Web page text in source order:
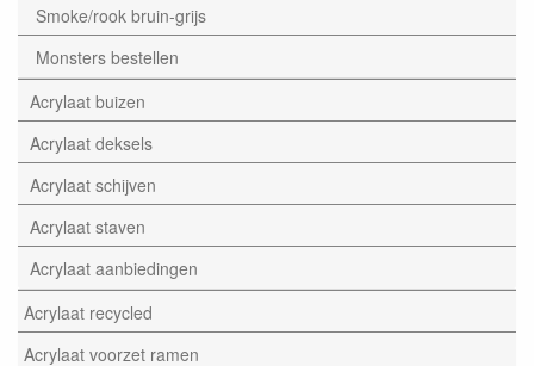
Smoke/rook bruin-grijs
Monsters bestellen
Acrylaat buizen
Acrylaat deksels
Acrylaat schijven
Acrylaat staven
Acrylaat aanbiedingen
Acrylaat recycled
Acrylaat voorzet ramen